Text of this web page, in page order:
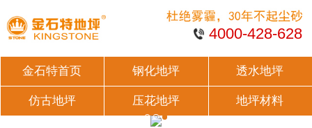
4000-428-628
金石特首页 钢化地坪 透水地坪
仿古地坪 压花地坪 地坪材料